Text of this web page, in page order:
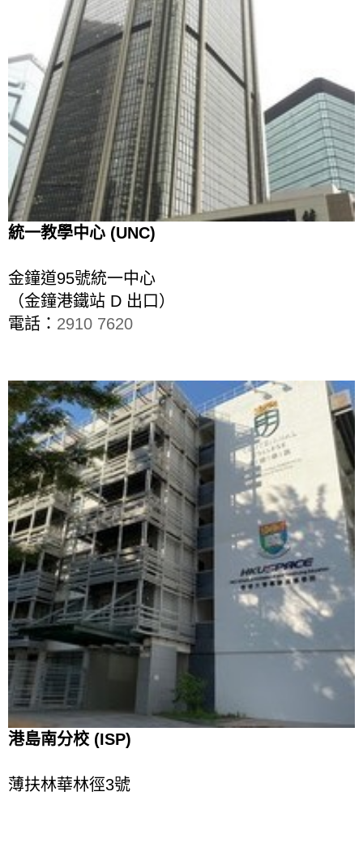
統一教學中心 (UNC)
金鐘道95號統一中心
（金鐘港鐵站 D 出口）
電話： 2910 7620
港島南分校 (ISP)
薄扶林華林徑3號